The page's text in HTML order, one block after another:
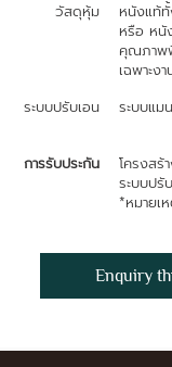
วัสดุหุ้ม
ระบบปรับเอน
หนังแท้
หรือ หนั
คุณภาพ
เฉพาะงา
ระบบแม
การรับประกัน
โครงสร้
ระบบปรั
*หมายเ
Enquiry